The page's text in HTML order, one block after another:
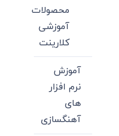
محصولات
آموزشی
کلارینت
آموزش
نرم افزار
های
آهنگسازی